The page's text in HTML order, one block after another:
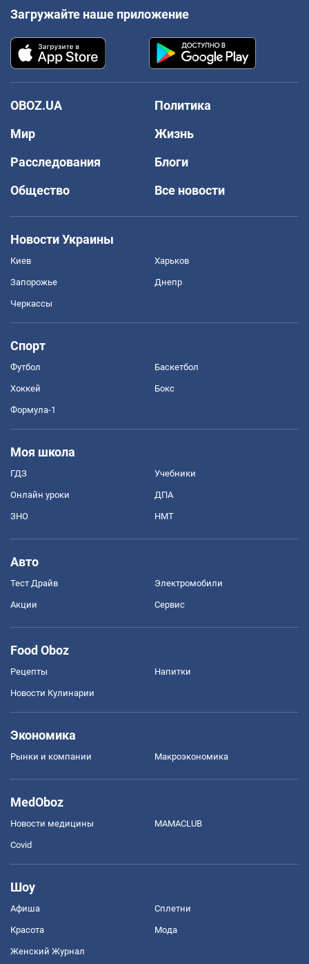
Загружайте наше приложение
OBOZ.UA
Политика
Мир
Жизнь
Расследования
Блоги
Общество
Все новости
Новости Украины
Киев Харьков
Запорожье Днепр
Черкассы
Спорт
Футбол Баскетбол
Хоккей Бокс
Формула-1
Моя школа
ГДЗ Учебники
Онлайн уроки ДПА
ЗНО НМТ
Авто
Тест Драйв Электромобили
Акции Сервис
Food Oboz
Рецепты Напитки
Новости Кулинарии
Экономика
Рынки и компании Mакроэкономика
MedOboz
Новости медицины MAMACLUB
Covid
Шоу
Афиша Сплетни
Красота Мода
Женский Журнал